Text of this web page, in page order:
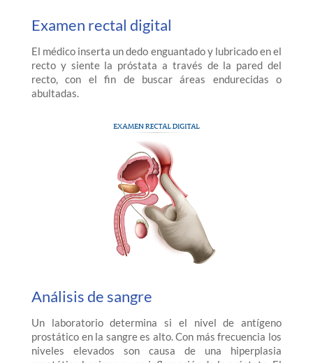
Examen rectal digital
El médico inserta un dedo enguantado y lubricado en el
recto y siente la próstata a través de la pared del
recto, con el fin de buscar áreas endurecidas o
abultadas.
Análisis de sangre
Un laboratorio determina si el nivel de antígeno
prostático en la sangre es alto. Con más frecuencia los
niveles elevados son causa de una hiperplasia